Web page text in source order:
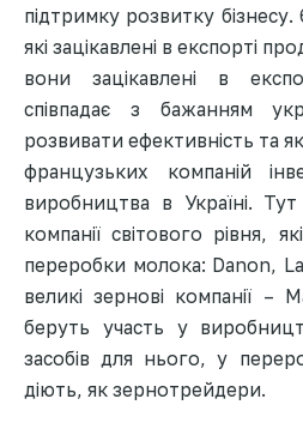
підтримку розвитку бізнесу.
які зацікавлені в експорті
вони зацікавлені в
співпадає з бажанням
розвивати ефективність та
французьких компаній
виробництва в Україні.
компанії світового рівня,
переробки молока: Danon,
великі зернові компанії –
беруть участь у
засобів для нього, у
діють, як зернотрейдери.